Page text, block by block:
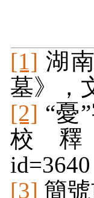
[1] 湖
墓》，
[2] “憂
校
id=3640
[3] 簡